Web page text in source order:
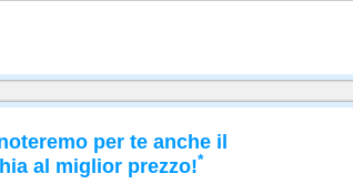
per te anche il
al miglior prezzo!*